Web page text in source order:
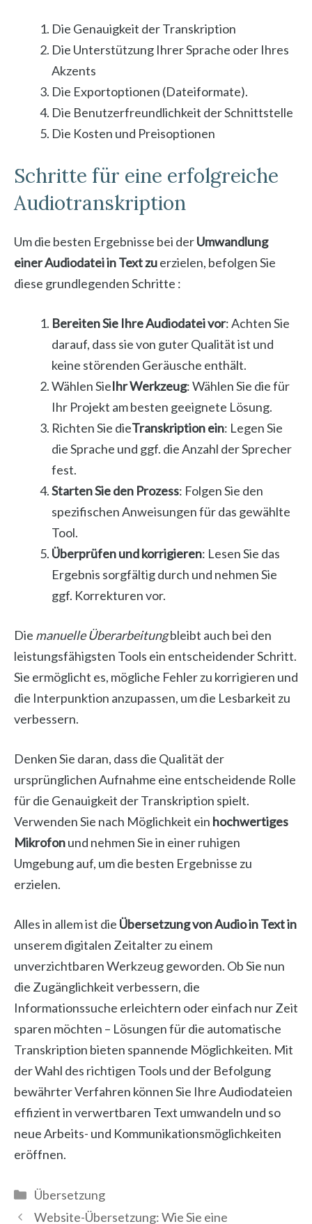
Die Genauigkeit der Transkription
Die Unterstützung Ihrer Sprache oder Ihres
Akzents
Die Exportoptionen (Dateiformate).
Die Benutzerfreundlichkeit der Schnittstelle
Die Kosten und Preisoptionen
Schritte für eine erfolgreiche
Audiotranskription
Um die besten Ergebnisse bei derUmwandlung
einer Audiodatei in Text zuerzielen, befolgen Sie
diese grundlegenden Schritte :
Bereiten Sie Ihre Audiodatei vor: Achten Sie
darauf, dass sie von guter Qualität ist und
keine störenden Geräusche enthält.
Wählen SieIhr Werkzeug: Wählen Sie die für
Ihr Projekt am besten geeignete Lösung.
Richten Sie dieTranskription ein: Legen Sie
die Sprache und ggf. die Anzahl der Sprecher
fest.
Starten Sie den Prozess: Folgen Sie den
spezifischen Anweisungen für das gewählte
Tool.
Überprüfen und korrigieren: Lesen Sie das
Ergebnis sorgfältig durch und nehmen Sie
ggf. Korrekturen vor.
Die manuelle Überarbeitungbleibt auch bei den
leistungsfähigsten Tools ein entscheidender Schritt.
Sie ermöglicht es, mögliche Fehler zu korrigieren und
die Interpunktion anzupassen, um die Lesbarkeit zu
verbessern.
Denken Sie daran, dass die Qualität der
ursprünglichen Aufnahme eine entscheidende Rolle
für die Genauigkeit der Transkription spielt.
Verwenden Sie nach Möglichkeit ein hochwertiges
Mikrofonund nehmen Sie in einer ruhigen
Umgebung auf, um die besten Ergebnisse zu
erzielen.
Alles in allem ist die Übersetzung von Audio in Text in
unserem digitalen Zeitalter zu einem
unverzichtbaren Werkzeug geworden. Ob Sie nun
die Zugänglichkeit verbessern, die
Informationssuche erleichtern oder einfach nur Zeit
sparen möchten – Lösungen für die automatische
Transkription bieten spannende Möglichkeiten. Mit
der Wahl des richtigen Tools und der Befolgung
bewährter Verfahren können Sie Ihre Audiodateien
effizient in verwertbaren Text umwandeln und so
neue Arbeits- und Kommunikationsmöglichkeiten
eröffnen.
Kategorien
Übersetzung
Website-Übersetzung: Wie Sie eine